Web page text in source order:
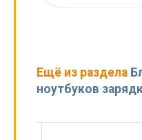
Ещё из раздела
ноутбуков